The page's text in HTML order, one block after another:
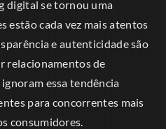
digital se tornou uma
estão cada vez mais atentos
e autenticidade são
relacionamentos de
essa tendência
para concorrentes mais
consumidores.